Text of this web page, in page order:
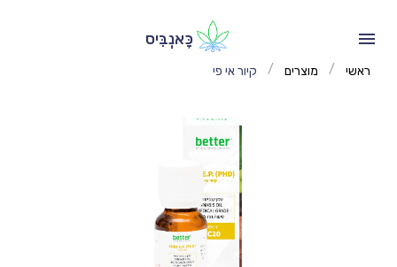
כָּאנְבִּיס
ראשי מוצרים קיור אי פי